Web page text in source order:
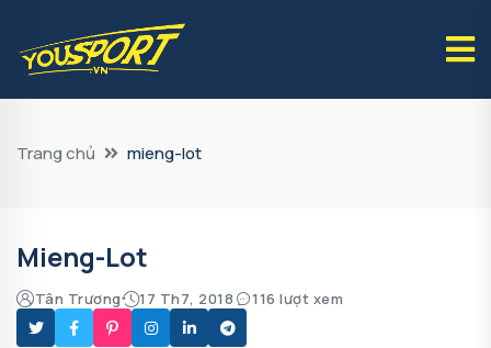
Trang chủ mieng-lot
Mieng-Lot
Tân Trương 17 Th7, 2018 116 lượt xem